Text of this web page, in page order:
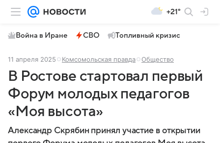
+21°
Война в Иране СВО Топливный кризис
11 апреля 2025 Комсомольская правда Общество
В Ростове стартовал первый
Форум молодых педагогов
«Моя высота»
Александр Скрябин принял участие в открытии